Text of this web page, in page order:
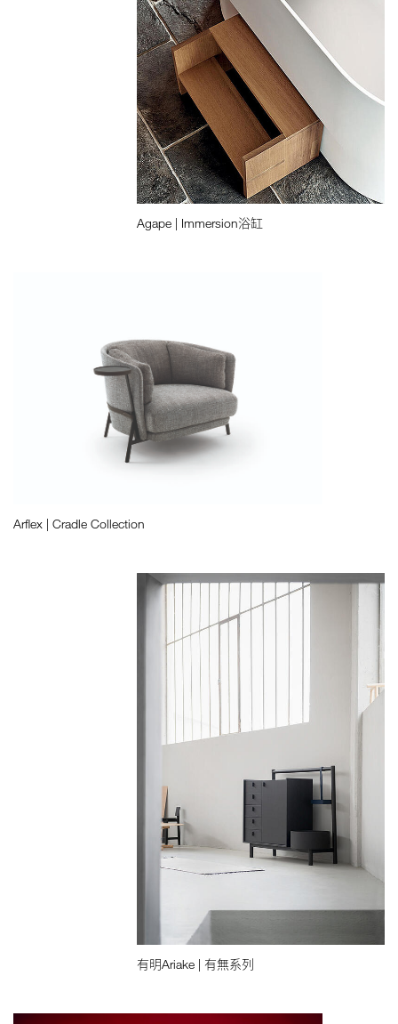
Agape | Immersion浴缸
Arflex | Cradle Collection
有明Ariake | 有無系列